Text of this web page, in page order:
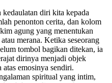
diri kita kepada
penonton cerita, dan kolom
agung yang menentukan
merana. Ketika seseorang
tombol bagikan ditekan, ia
dirinya menjadi objek
emosinya sendiri.
spiritual yang intim,